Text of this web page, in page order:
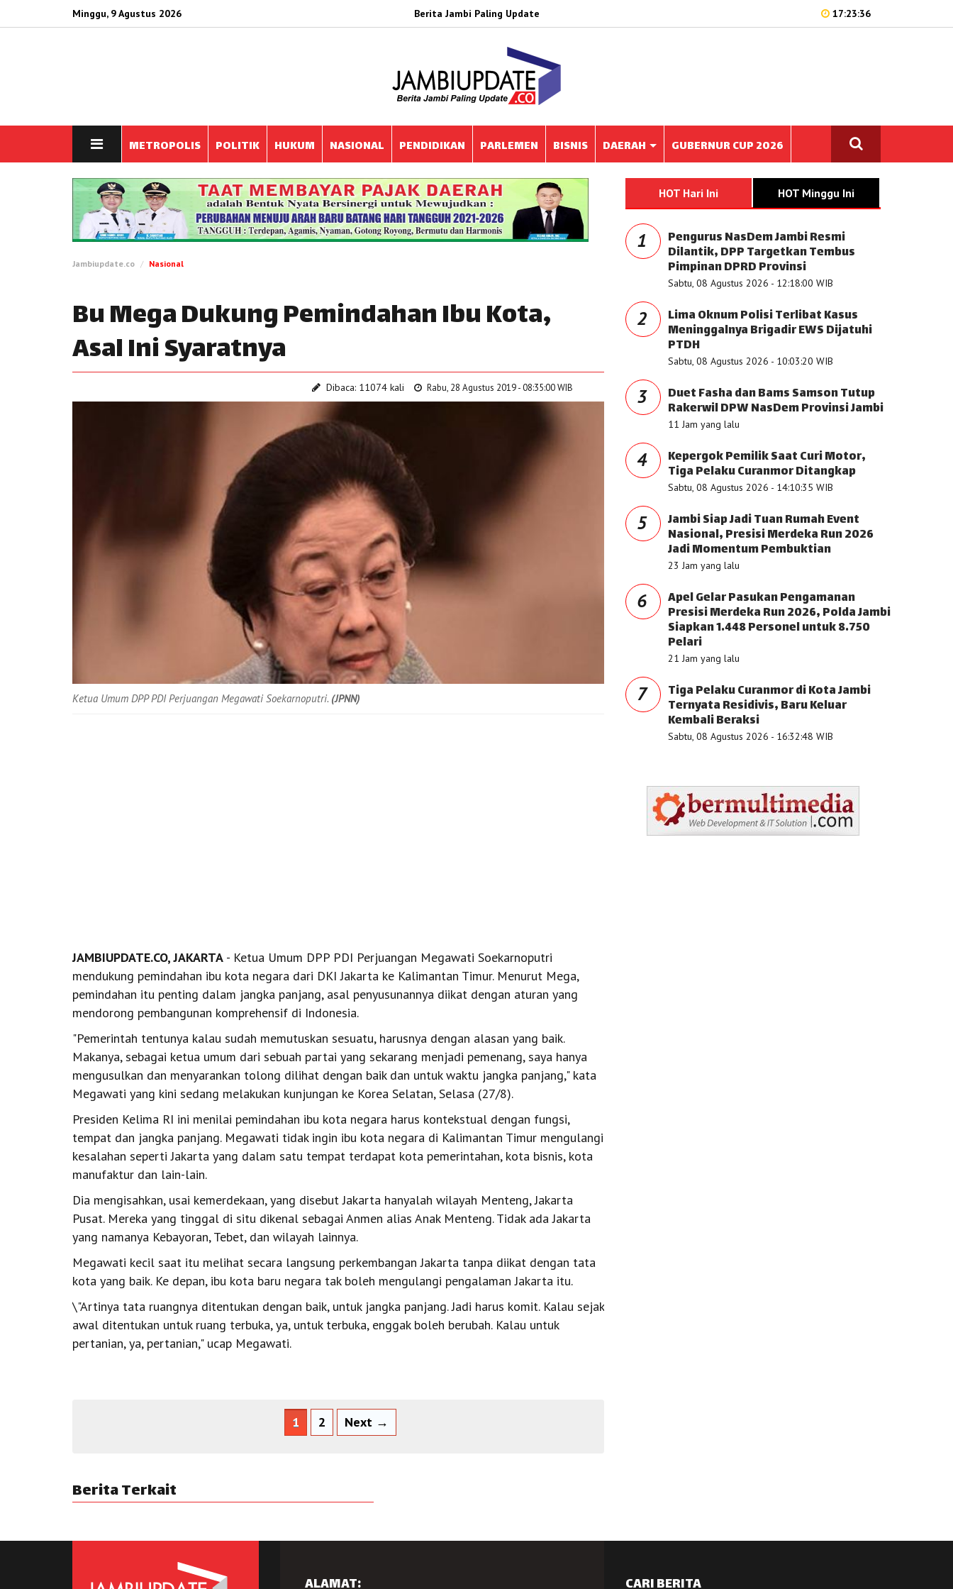
Minggu, 9 Agustus 2026 Berita Jambi Paling Update 17:23:36
METROPOLIS POLITIK HUKUM NASIONAL PENDIDIKAN PARLEMEN BISNIS DAERAH GUBERNUR CUP 2026
Jambiupdate.co Nasional
Bu Mega Dukung Pemindahan Ibu Kota,
Asal Ini Syaratnya
Dibaca: 11074 kali Rabu, 28 Agustus 2019 - 08:35:00 WIB
Ketua Umum DPP PDI Perjuangan Megawati Soekarnoputri. (JPNN)
JAMBIUPDATE.CO, JAKARTA - Ketua Umum DPP PDI Perjuangan Megawati Soekarnoputri
mendukung pemindahan ibu kota negara dari DKI Jakarta ke Kalimantan Timur. Menurut Mega,
pemindahan itu penting dalam jangka panjang, asal penyusunannya diikat dengan aturan yang
mendorong pembangunan komprehensif di Indonesia.
"Pemerintah tentunya kalau sudah memutuskan sesuatu, harusnya dengan alasan yang baik.
Makanya, sebagai ketua umum dari sebuah partai yang sekarang menjadi pemenang, saya hanya
mengusulkan dan menyarankan tolong dilihat dengan baik dan untuk waktu jangka panjang," kata
Megawati yang kini sedang melakukan kunjungan ke Korea Selatan, Selasa (27/8).
Presiden Kelima RI ini menilai pemindahan ibu kota negara harus kontekstual dengan fungsi,
tempat dan jangka panjang. Megawati tidak ingin ibu kota negara di Kalimantan Timur mengulangi
kesalahan seperti Jakarta yang dalam satu tempat terdapat kota pemerintahan, kota bisnis, kota
manufaktur dan lain-lain.
Dia mengisahkan, usai kemerdekaan, yang disebut Jakarta hanyalah wilayah Menteng, Jakarta
Pusat. Mereka yang tinggal di situ dikenal sebagai Anmen alias Anak Menteng. Tidak ada Jakarta
yang namanya Kebayoran, Tebet, dan wilayah lainnya.
Megawati kecil saat itu melihat secara langsung perkembangan Jakarta tanpa diikat dengan tata
kota yang baik. Ke depan, ibu kota baru negara tak boleh mengulangi pengalaman Jakarta itu.
\"Artinya tata ruangnya ditentukan dengan baik, untuk jangka panjang. Jadi harus komit. Kalau sejak
awal ditentukan untuk ruang terbuka, ya, untuk terbuka, enggak boleh berubah. Kalau untuk
pertanian, ya, pertanian," ucap Megawati.
1 2 Next →
Berita Terkait
HOT Hari Ini HOT Minggu Ini
1 Pengurus NasDem Jambi Resmi
Dilantik, DPP Targetkan Tembus
Pimpinan DPRD Provinsi
Sabtu, 08 Agustus 2026 - 12:18:00 WIB
2 Lima Oknum Polisi Terlibat Kasus
Meninggalnya Brigadir EWS Dijatuhi
PTDH
Sabtu, 08 Agustus 2026 - 10:03:20 WIB
3 Duet Fasha dan Bams Samson Tutup
Rakerwil DPW NasDem Provinsi Jambi
11 Jam yang lalu
4 Kepergok Pemilik Saat Curi Motor,
Tiga Pelaku Curanmor Ditangkap
Sabtu, 08 Agustus 2026 - 14:10:35 WIB
5 Jambi Siap Jadi Tuan Rumah Event
Nasional, Presisi Merdeka Run 2026
Jadi Momentum Pembuktian
23 Jam yang lalu
6 Apel Gelar Pasukan Pengamanan
Presisi Merdeka Run 2026, Polda Jambi
Siapkan 1.448 Personel untuk 8.750
Pelari
21 Jam yang lalu
7 Tiga Pelaku Curanmor di Kota Jambi
Ternyata Residivis, Baru Keluar
Kembali Beraksi
Sabtu, 08 Agustus 2026 - 16:32:48 WIB